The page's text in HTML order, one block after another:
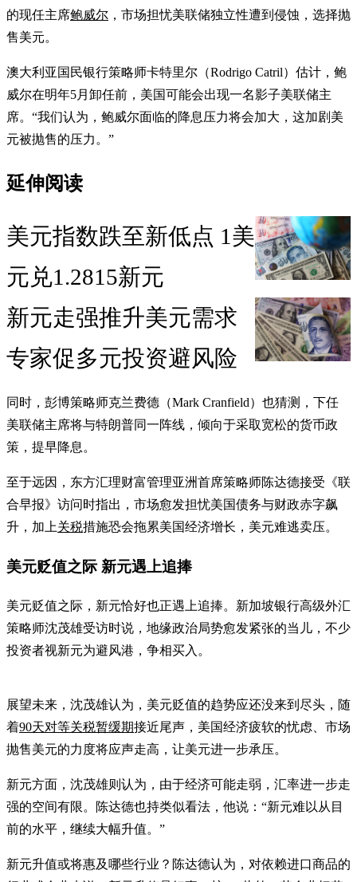
的现任主席鲍威尔 ，市场担忧美联储独立性遭到侵蚀，选择抛
售美元。
澳大利亚国民银行策略师卡特里尔（Rodrigo Catril）估计，鲍
威尔在明年5月卸任前，美国可能会出现一名影子美联储主
席。“我们认为，鲍威尔面临的降息压力将会加大，这加剧美
元被抛售的压力。”
延伸阅读
美元指数跌至新低点 1美
元兑1.2815新元
新元走强推升美元需求
专家促多元投资避风险
同时，彭博策略师克兰费德（Mark Cranfield）也猜测，下任
美联储主席将与特朗普同一阵线，倾向于采取宽松的货币政
策，提早降息。
至于远因，东方汇理财富管理亚洲首席策略师陈达德接受《联
合早报》访问时指出，市场愈发担忧美国债务与财政赤字飙
升，加上关税措施恐会拖累美国经济增长，美元难逃卖压。
美元贬值之际 新元遇上追捧
美元贬值之际，新元恰好也正遇上追捧。新加坡银行高级外汇
策略师沈茂雄受访时说，地缘政治局势愈发紧张的当儿，不少
投资者视新元为避风港，争相买入。
展望未来，沈茂雄认为，美元贬值的趋势应还没来到尽头，随
着90天对等关税暂缓期接近尾声，美国经济疲软的忧虑、市场
抛售美元的力度将应声走高，让美元进一步承压。
新元方面，沈茂雄则认为，由于经济可能走弱，汇率进一步走
强的空间有限。陈达德也持类似看法，他说：“新元难以从目
前的水平，继续大幅升值。”
新元升值或将惠及哪些行业？陈达德认为，对依赖进口商品的